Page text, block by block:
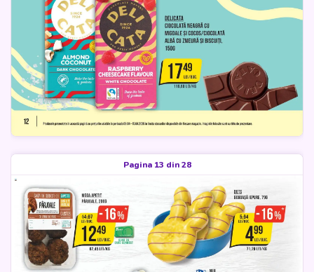
Pagina 13 din 28